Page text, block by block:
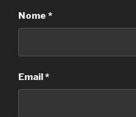
Nome *
Email *